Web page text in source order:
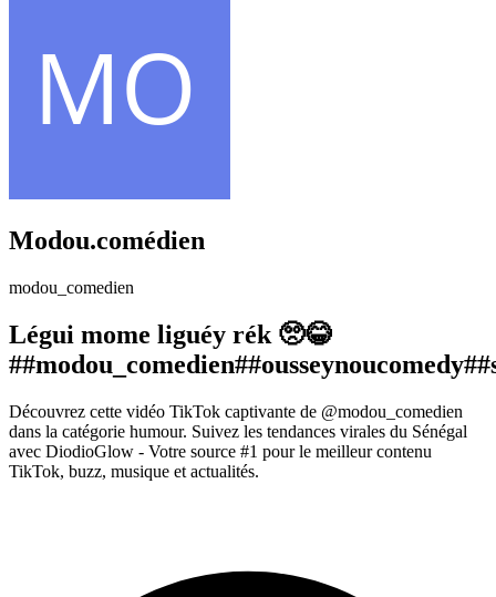
Modou.comédien
modou_comedien
Légui mome liguéy rék 🥺😂
Découvrez cette vidéo TikTok captivante de @modou_comedien
dans la catégorie humour. Suivez les tendances virales du Sénégal
avec DiodioGlow - Votre source #1 pour le meilleur contenu
TikTok, buzz, musique et actualités.